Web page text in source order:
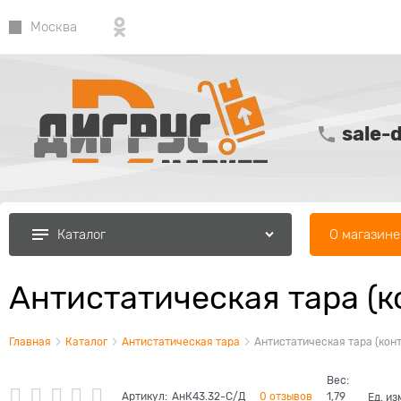
Москва
sale-
Каталог О магазине
Антистатическая тара
Главная Каталог Антистатическая тара Антистатическая тара
Артикул: АнК43.32-С/Д 0 отзывов
Вес:
1,79
Ед.